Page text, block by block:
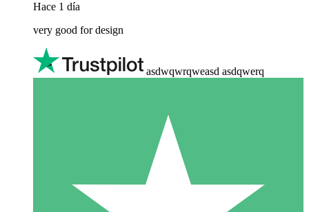
Hace 1 día
very good for design
asdwqwrqweasd asdqwerq